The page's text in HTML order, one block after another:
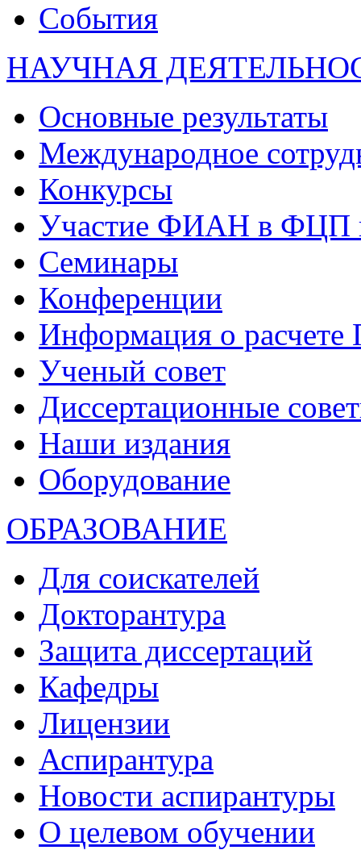
События
НАУЧНАЯ
Основные результаты
Международное
Конкурсы
Участие ФИАН в ФЦП
Семинары
Конференции
Информация о
Ученый совет
Диссертационные
Наши издания
Оборудование
ОБРАЗОВАНИЕ
Для соискателей
Докторантура
Защита диссертаций
Кафедры
Лицензии
Аспирантура
Новости аспирантуры
О целевом обучении